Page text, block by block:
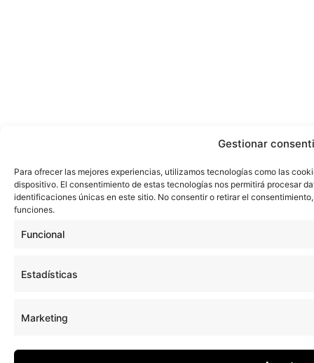
Gestionar
Para ofrecer las mejores experiencias, utilizamos tecnologías como las
dispositivo. El consentimiento de estas tecnologías nos permitirá procesar
identificaciones únicas en este sitio. No consentir o retirar el
funciones.
Funcional
Estadísticas
Marketing